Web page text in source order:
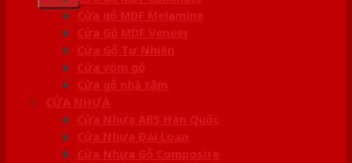
Cửa gỗ MDF Melamine
Cửa Gỗ MDF Veneer
Cửa Gỗ Tự Nhiên
Cửa vòm gỗ
Cửa gỗ nhà tắm
CỬA NHỰA
Cửa Nhựa ABS Hàn Quốc
Cửa Nhựa Đài Loan
Cửa Nhựa Gỗ Composite